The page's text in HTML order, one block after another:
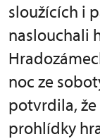
sloužících i
naslouchali
noc ze
potvrdila,
prohlídky